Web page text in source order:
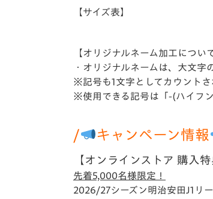
【サイズ表】
【オリジナルネーム加工につい
・オリジナルネームは、大文字
※記号も1文字としてカウントさ
※使用できる記号は「-(ハイフ
/ キャンペーン情報
【オンラインストア 購入特
先着5,000名様限定！
2026/27シーズン明治安田J1リ